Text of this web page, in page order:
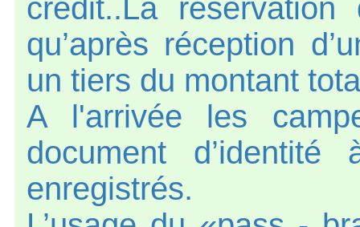
crédit..La
qu’après réception
un tiers du montant
A l'arrivée les
document
enregistrés.